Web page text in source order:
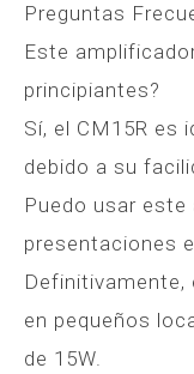
Preguntas
Este
principiantes?
Sí, el CM15R es
debido a su
Puedo usar
presentaciones
en pequeños
de 15W.